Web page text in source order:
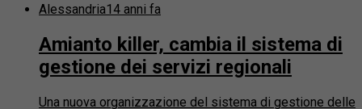
Alessandria14 anni fa
Amianto killer, cambia il sistema di
gestione dei servizi regionali
Una nuova organizzazione del sistema di gestione delle